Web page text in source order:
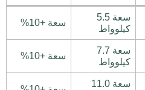
سعة 5.5
كيلوواط
سعة +10%
سعة 7.7
كيلوواط
سعة +10%
سعة 11.0